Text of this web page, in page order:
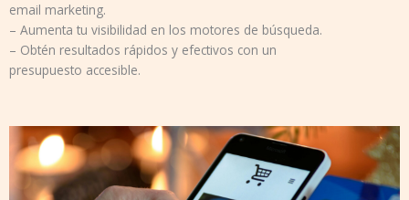
email marketing.
– Aumenta tu visibilidad en los motores de búsqueda.
– Obtén resultados rápidos y efectivos con un
presupuesto accesible.